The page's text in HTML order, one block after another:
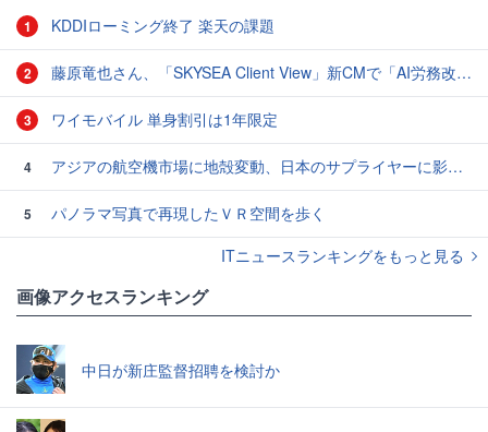
1 KDDIローミング終了 楽天の課題
2 藤原竜也さん、「SKYSEA Client View」新CMで「AI労務改善」をアピール 働き方をAIが分析したら「すぐに休んで」と言われる？
3 ワイモバイル 単身割引は1年限定
4 アジアの航空機市場に地殻変動、日本のサプライヤーに影響も
5
パノラマ写真で再現したＶＲ空間を歩く
ITニュースランキングをもっと見る
画像アクセスランキング
中日が新庄監督招聘を検討か